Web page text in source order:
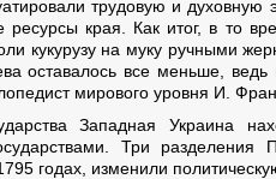
трудовую и духовную
края. Как итог, в то
кукурузу на муку ручными
оставалось все меньше,
мирового уровня И.
Западная Украина
Три разделения
годах, изменили